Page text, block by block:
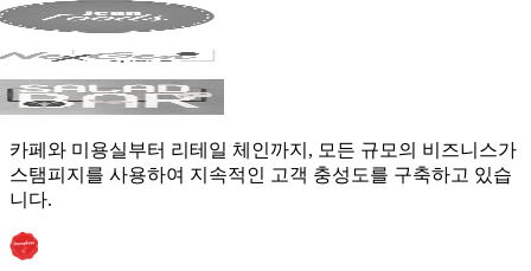
카페와 미용실부터 리테일 체인까지, 모든 규모의 비즈니스가
스탬피지를 사용하여 지속적인 고객 충성도를 구축하고 있습
니다.